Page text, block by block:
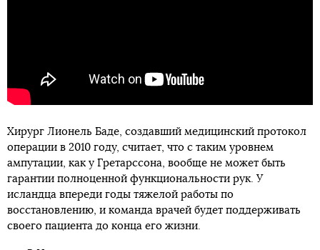
Хирург Лионель Баде, создавший медицинский протокол
операции в 2010 году, считает, что с таким уровнем
ампутации, как у Гретарссона, вообще не может быть
гарантии полноценной функциональности рук. У
исландца впереди годы тяжелой работы по
восстановлению, и команда врачей будет поддерживать
своего пациента до конца его жизни.